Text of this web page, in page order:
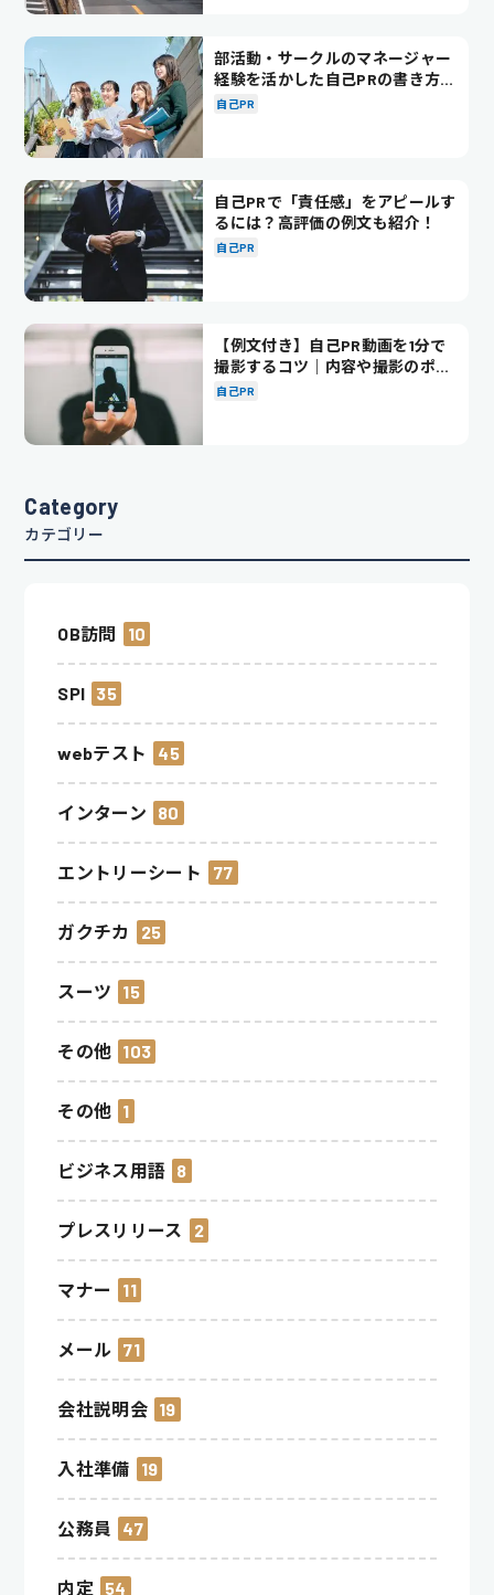
部活動・サークルのマネージャー
経験を活かした自己PRの書き方を
徹底解説！
自己PR
自己PRで「責任感」をアピールす
るには？高評価の例文も紹介！
自己PR
【例文付き】自己PR動画を1分で
撮影するコツ｜内容や撮影のポイ
ントも解説
自己PR
Category
カテゴリー
OB訪問 10
SPI 35
webテスト 45
インターン 80
エントリーシート 77
ガクチカ 25
スーツ 15
その他 103
その他 1
ビジネス用語 8
プレスリリース 2
マナー 11
メール 71
会社説明会 19
入社準備 19
公務員 47
内定 54